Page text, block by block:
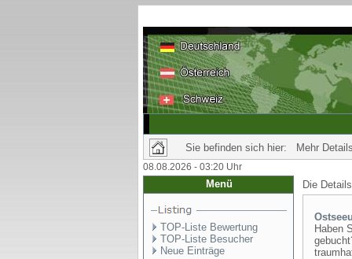
Sie befinden sich hier: Mehr
08.08.2026 - 03:20 Uhr
Menü
TOP-Liste Bewertung
TOP-Liste Besucher
Neue Einträge
Die
Haben